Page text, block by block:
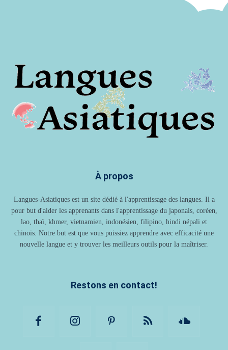
À propos
Langues-Asiatiques est un site dédié à l'apprentissage des langues. Il a
pour but d'aider les apprenants dans l'apprentissage du japonais, coréen,
lao, thaï, khmer, vietnamien, indonésien, filipino, hindi népali et
chinois. Notre but est que vous puissiez apprendre avec efficacité une
nouvelle langue et y trouver les meilleurs outils pour la maîtriser.
Restons en contact!